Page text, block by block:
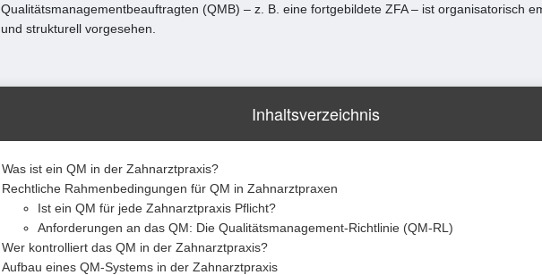
Qualitätsmanagementbeauftragten (QMB) – z. B. eine fortgebildete ZFA – ist organisatorisch
und strukturell vorgesehen.
Inhaltsverzeichnis
Was ist ein QM in der Zahnarztpraxis?
Rechtliche Rahmenbedingungen für QM in Zahnarztpraxen
Ist ein QM für jede Zahnarztpraxis Pflicht?
Anforderungen an das QM: Die Qualitätsmanagement-Richtlinie (QM-RL)
Wer kontrolliert das QM in der Zahnarztpraxis?
Aufbau eines QM-Systems in der Zahnarztpraxis